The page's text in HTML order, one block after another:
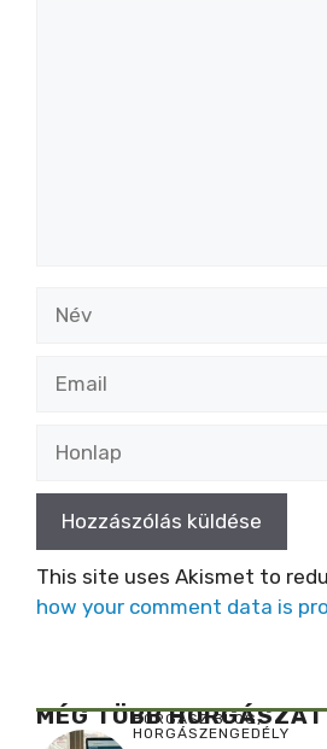
This site uses Akismet to
how your comment data is
MÉG TÖBB HORGÁSZAT
HORGÁSZ BLOG,
HORGÁSZENGEDÉLY